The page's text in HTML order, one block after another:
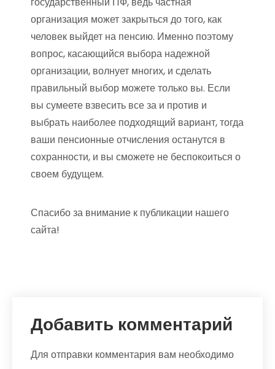
организация может закрыться до того, как
человек выйдет на пенсию. Именно поэтому
вопрос, касающийся выбора надежной
организации, волнует многих, и сделать
правильный выбор можете только вы. Если
вы сумеете взвесить все за и против и
выбрать наиболее подходящий вариант, тогда
ваши пенсионные отчисления останутся в
сохранности, и вы сможете не беспокоиться о
своем будущем.
Спасибо за внимание к публикации нашего
сайта!
Добавить комментарий
Для отправки комментария вам необходимо